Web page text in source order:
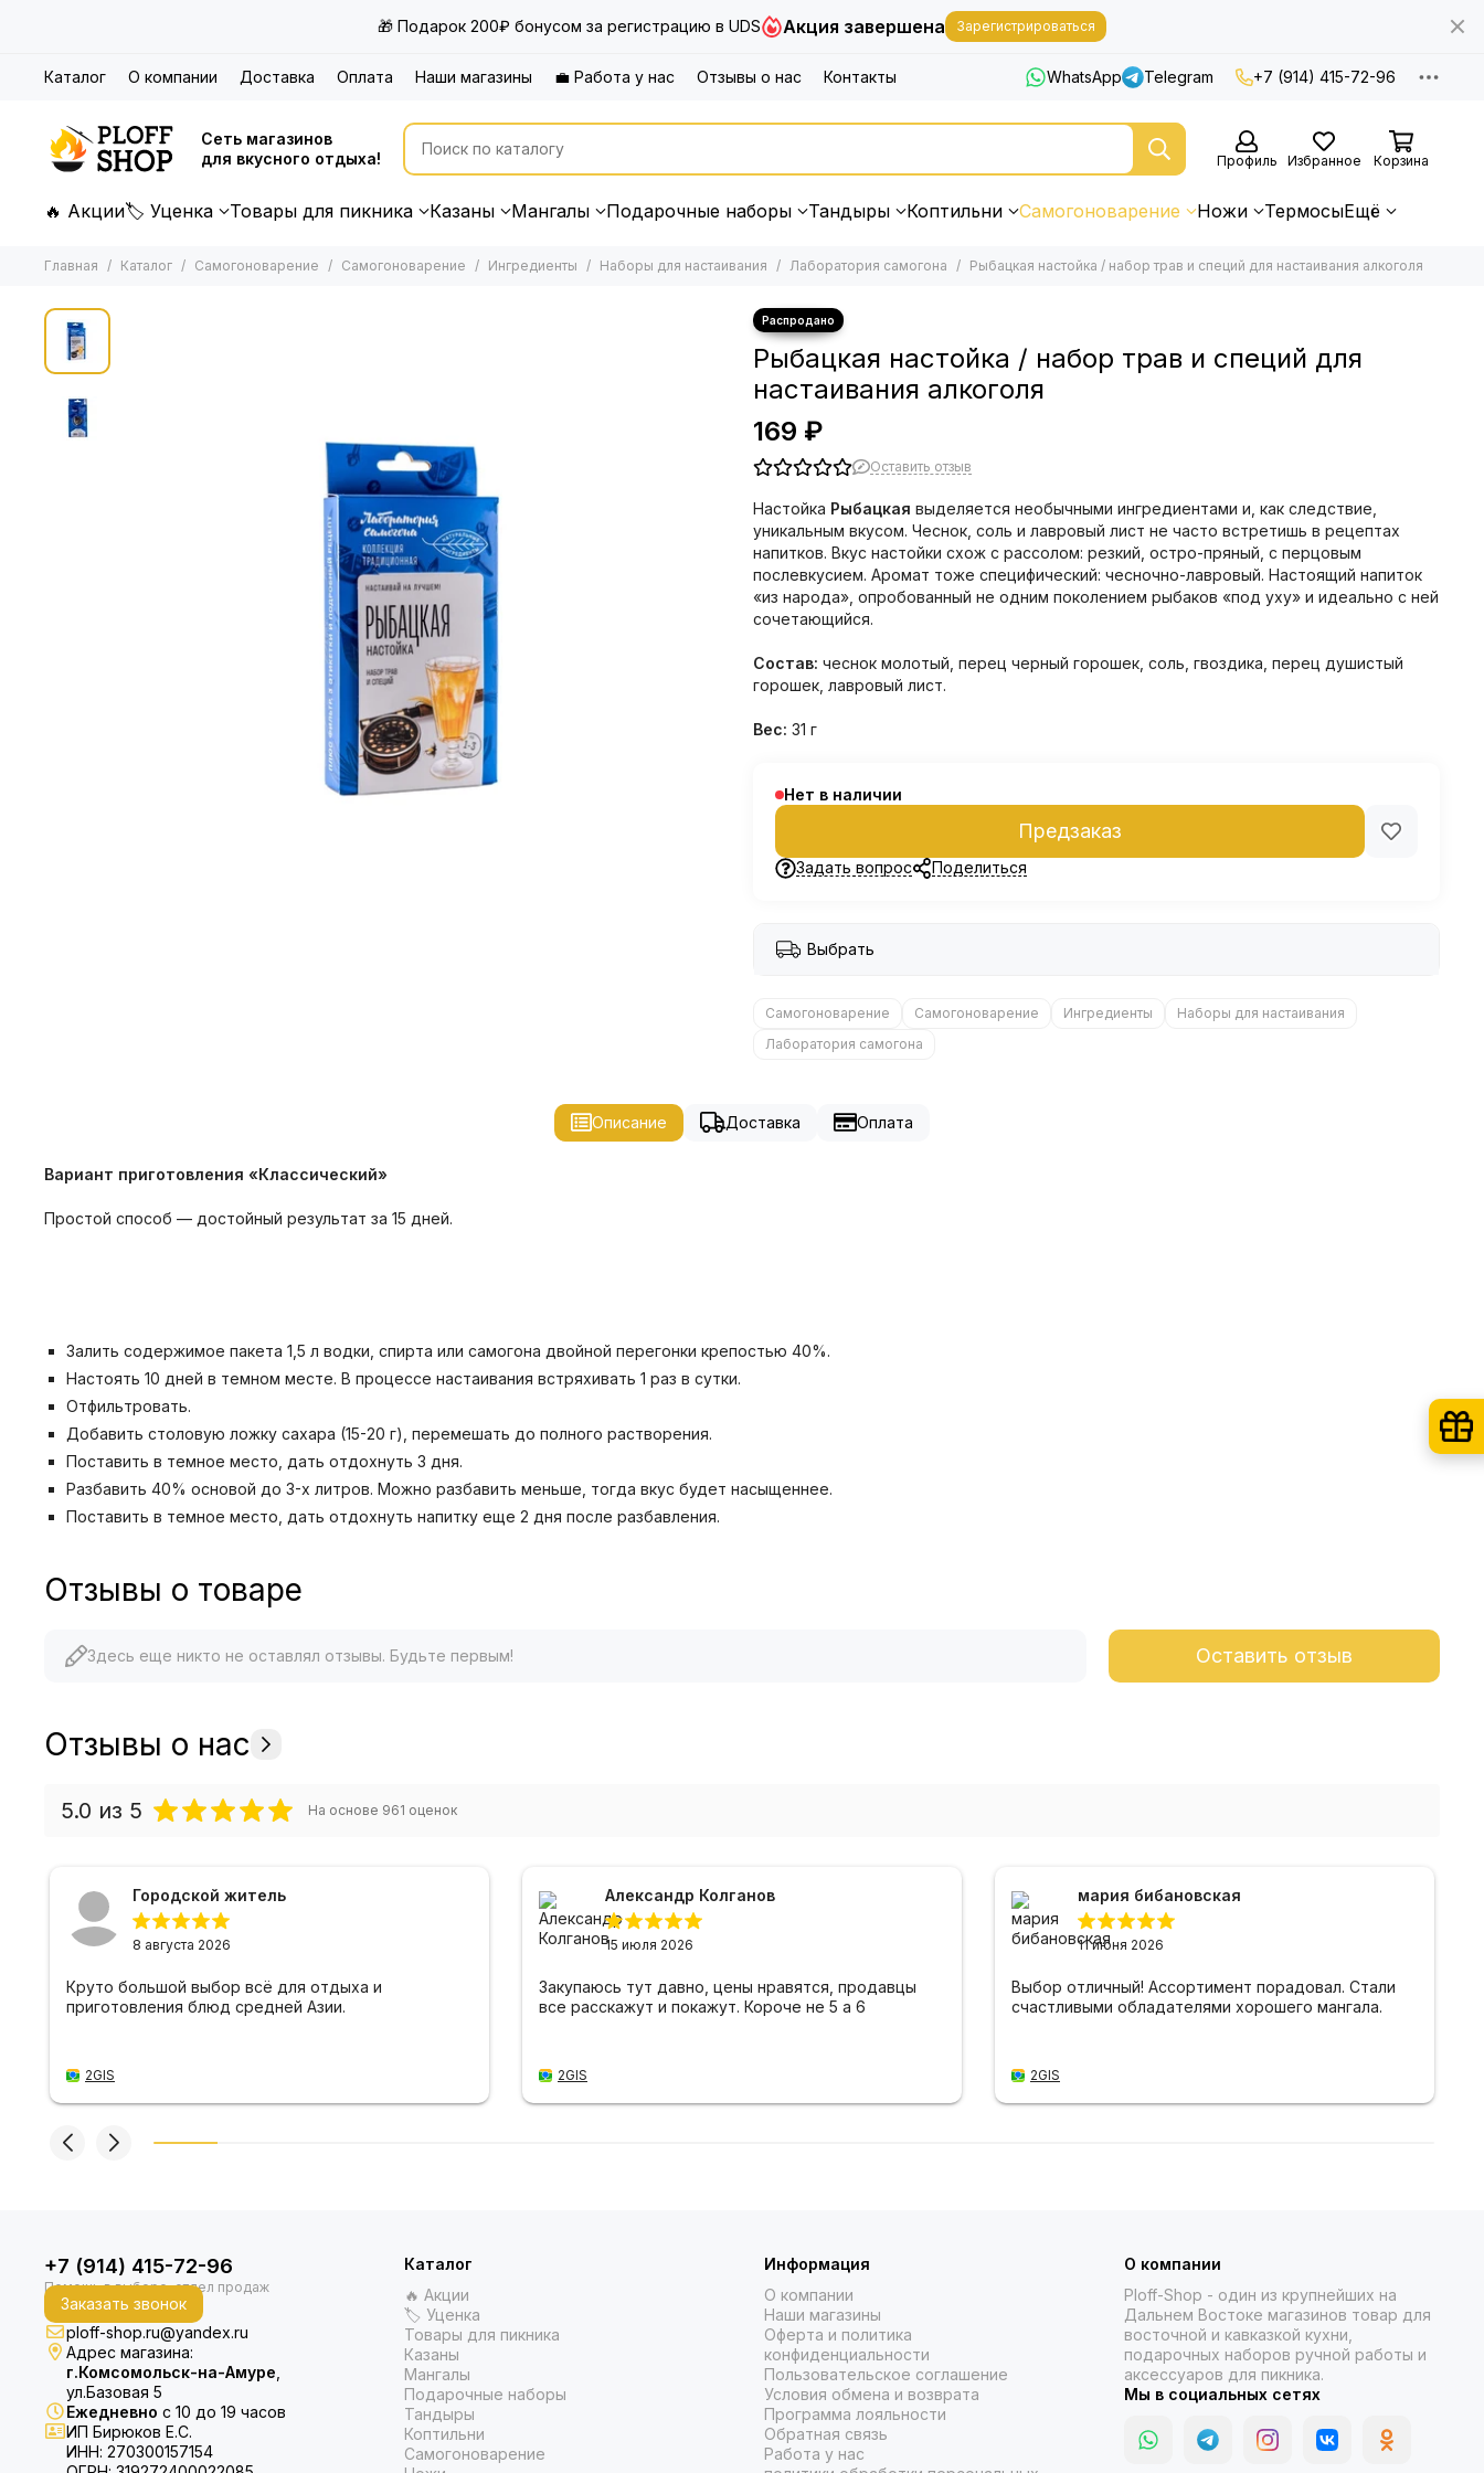
🎁 Подарок 200₽ бонусом за регистрацию в UDS Акция завершена Зарегистрироваться
Каталог О компании Доставка Оплата Наши магазины 💼 Работа у нас Отзывы о нас Контакты WhatsApp Telegram +7 (914) 415-72-96
Сеть магазинов
для вкусного отдыха!
Профиль Избранное Корзина
🔥 Акции🏷 Уценка Товары для пикника Казаны Мангалы Подарочные наборы Тандыры Коптильни Самогоноварение Ножи ТермосыЕщё
Главная Каталог Самогоноварение Самогоноварение Ингредиенты Наборы для настаивания Лаборатория самогона Рыбацкая настойка / набор трав и специй для настаивания алкоголя
Рыбацкая настойка / набор трав и специй для
настаивания алкоголя
169 ₽
Оставить отзыв
Настойка Рыбацкая выделяется необычными ингредиентами и, как следствие,
уникальным вкусом. Чеснок, соль и лавровый лист не часто встретишь в рецептах
напитков. Вкус настойки схож с рассолом: резкий, остро-пряный, с перцовым
послевкусием. Аромат тоже специфический: чесночно-лавровый. Настоящий напиток
«из народа», опробованный не одним поколением рыбаков «под уху» и идеально с ней
сочетающийся.
Состав: чеснок молотый, перец черный горошек, соль, гвоздика, перец душистый
горошек, лавровый лист.
Вес: 31 г
Нет в наличии
Предзаказ
Задать вопрос Поделиться
Выбрать
Самогоноварение Самогоноварение Ингредиенты
Наборы для настаивания
Лаборатория самогона
Описание Доставка Оплата
Вариант приготовления «Классический»
Простой способ — достойный результат за 15 дней.
Залить содержимое пакета 1,5 л водки, спирта или самогона двойной перегонки крепостью 40%.
Настоять 10 дней в темном месте. В процессе настаивания встряхивать 1 раз в сутки.
Отфильтровать.
Добавить столовую ложку сахара (15-20 г), перемешать до полного растворения.
Поставить в темное место, дать отдохнуть 3 дня.
Разбавить 40% основой до 3-х литров. Можно разбавить меньше, тогда вкус будет насыщеннее.
Поставить в темное место, дать отдохнуть напитку еще 2 дня после разбавления.
Отзывы о товаре
Здесь еще никто не оставлял отзывы. Будьте первым! Оставить отзыв
Отзывы о нас
5.0 из 5 На основе 961 оценок
Городской житель
8 августа 2026
Круто большой выбор всё для отдыха и
приготовления блюд средней Азии.
2GIS
Александр Колганов
15 июля 2026
Закупаюсь тут давно, цены нравятся, продавцы
все расскажут и покажут. Короче не 5 а 6
2GIS
мария бибановская
11 июня 2026
Выбор отличный! Ассортимент порадовал. Стали
счастливыми обладателями хорошего мангала.
2GIS
+7 (914) 415-72-96
Заказать звонок
ploff-shop.ru@yandex.ru
Адрес магазина:
г.Комсомольск-на-Амуре
ул.Базовая 5
Ежедневно с 10 до 19 часов
ИП Бирюков Е.С.
ИНН: 270300157154
Каталог
🔥 Акции
🏷 Уценка
Товары для пикника
Казаны
Мангалы
Подарочные наборы
Тандыры
Коптильни
Самогоноварение
Информация
О компании
Наши магазины
Оферта и политика
конфиденциальности
Пользовательское соглашение
Условия обмена и возврата
Программа лояльности
Обратная связь
Работа у нас
О компании
Ploff-Shop - один из крупнейших на
Дальнем Востоке магазинов товар для
восточной и кавказкой кухни,
подарочных наборов ручной работы и
аксессуаров для пикника.
Мы в социальных сетях